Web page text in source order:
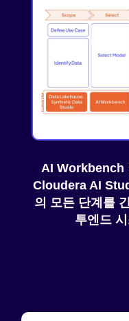
AI Workbench
Cloudera AI
의 모든 단계를
투엔드